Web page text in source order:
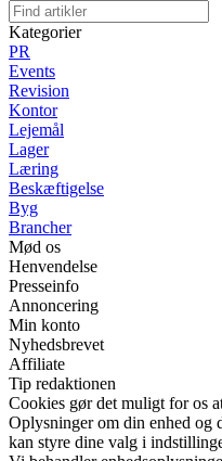
Kategorier
PR
Events
Revision
Kontor
Lejemål
Lager
Læring
Beskæftigelse
Byg
Brancher
Mød os
Henvendelse
Presseinfo
Annoncering
Min konto
Nyhedsbrevet
Affiliate
Tip redaktionen
Cookies gør det muligt for os
Oplysninger om din enhed og
kan styre dine valg i